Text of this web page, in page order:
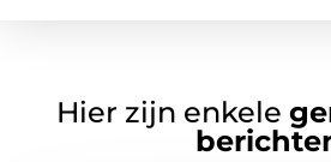
Hier zijn enkele